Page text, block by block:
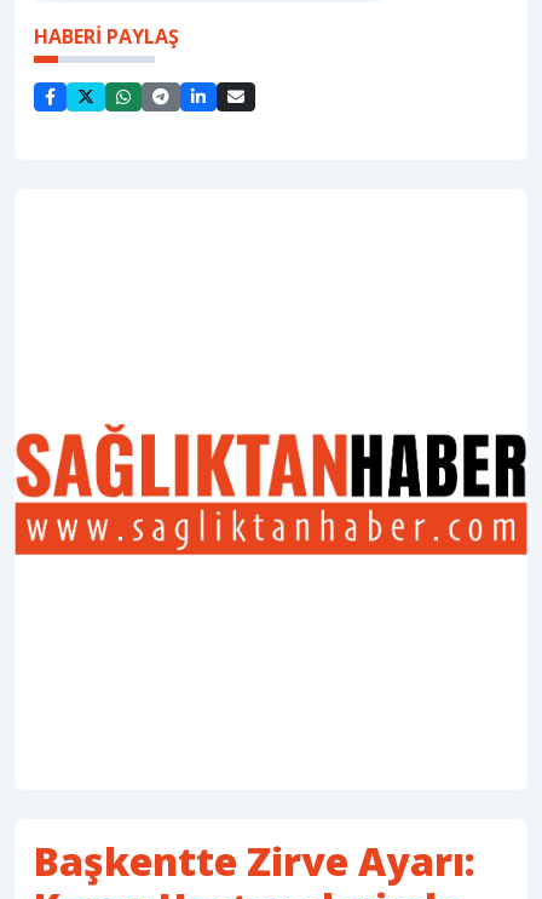
HABERİ PAYLAŞ
Başkentte Zirve Ayarı: